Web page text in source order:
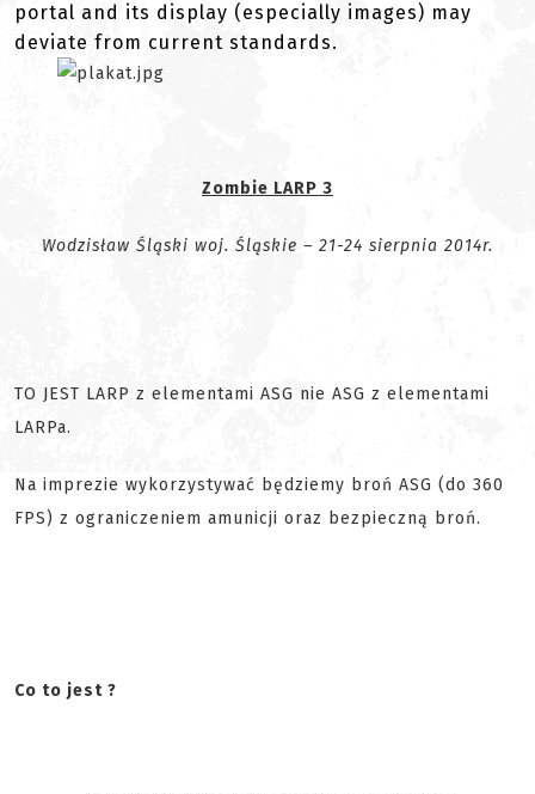
portal and its display (especially images) may
deviate from current standards.
Zombie LARP 3
Wodzisław Śląski woj. Śląskie – 21-24 sierpnia 2014r.
TO JEST LARP z elementami ASG nie ASG z elementami
LARPa.
Na imprezie wykorzystywać będziemy broń ASG (do 360
FPS) z ograniczeniem amunicji oraz bezpieczną broń.
Co to jest ?